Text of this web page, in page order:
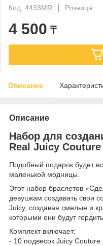
Код: 4433MR
Розница
4 500 ₸
Описание
Описание
Набор для
Real Juicy
Подобный подарок будет
маленькой модницы.
Этот набор браслетов
девушкам создавать свои
Juicy, создавая смелые и
которыми они будут
Комплект включает:
- 10 подвесок Juicy Couture